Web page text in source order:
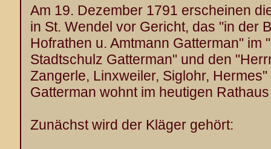
Am 19. Dezember 1791 erscheinen
in St. Wendel vor Gericht, das "in der
Hofrathen u. Amtmann Gatterman" im
Stadtschulz Gatterman" und den
Zangerle, Linxweiler, Siglohr, Hermes"
Gatterman wohnt im heutigen
Zunächst wird der Kläger gehört: